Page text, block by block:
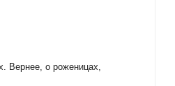
Вернее, о роженицах,